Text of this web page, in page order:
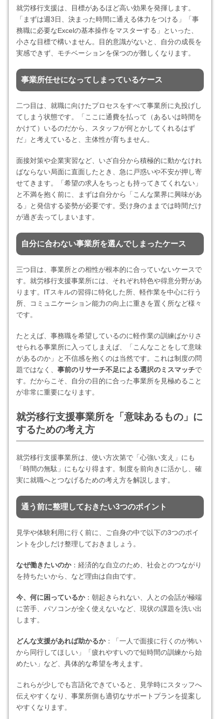
就労移行支援は、目標があるほど高い効果を発揮します。
「まずは週3日、決まった時間に通える体力をつける」「事
務職に必要なExcelの基本操作をマスターする」といった、
小さな目標で構いません。目的意識がないと、自分の成長を
実感できず、モチベーションを保つのが難しくなります。
事業所任せになってしまっているケース
二つ目は、就職に向けたプロセスをすべて事業所に丸投げし
てしまう状態です。「ここに通費を払って（あるいは時間を
かけて）いるのだから、スタッフが何とかしてくれるはず
だ」と考えていると、主体性が育ちません。
面接対策や企業実習など、いざ自分から積極的に動かなけれ
ばならない局面に直面したとき、急に戸惑いや不安が押し寄
せてきます。「希望の求人をちっとも持ってきてくれない」
と不満を抱く前に、まずは自分から「こんな業界に興味があ
る」と発信する姿勢が必要です。受け身のままでは時間だけ
が過ぎ去ってしまいます。
自分に合わない事業所を選んでしまったケース
三つ目は、事業所との相性が根本的に合っていないケースで
す。就労移行支援事業所には、それぞれ特色や得意分野があ
ります。ITスキルの習得に特化した所、軽作業を中心に行う
所、コミュニケーション能力の向上に重きを置く所など様々
です。
たとえば、事務職を希望しているのに軽作業の訓練ばかりさ
せられる事業所に入ってしまえば、「こんなことをして意味
があるのか」と不信感を抱くのは当然です。これは制度の問
題ではなく、 事前のリサーチ不足による選択のミスマッチで
す。だからこそ、自分の目的に合った事業所を見極めること
が非常に重要になります。
就労移行支援事業所を「意味あるもの」に
するための考え方
就労移行支援事業所は、使い方次第で「心強い支え」にも
「時間の無駄」にもなり得ます。制度を前向きに活かし、確
実に就職へとつなげるための考え方を解説します。
通う前に整理しておきたい3つのポイント
見学や体験利用に行く前に、ご自身の中で以下の3つのポイ
ントを少しだけ整理しておきましょう。
なぜ働きたいのか：経済的な自立のため、社会とのつながり
を持ちたいから、など理由は自由です。
今、何に困っているか：朝起きられない、人との会話が極端
に苦手、パソコンが全く使えないなど、現状の課題を洗い出
します。
どんな支援があれば助かるか：「一人で面接に行くのが怖い
から同行してほしい」「疲れやすいので短時間の訓練から始
めたい」など、具体的な希望を考えます。
これらが少しでも言語化できていると、見学時にスタッフへ
伝えやすくなり、事業所側も適切なサポートプランを提案し
やすくなります。